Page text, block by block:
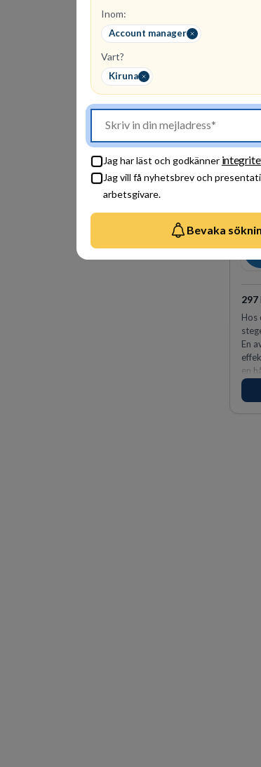
Inom:
Account manager
Vart?
Kiruna
Jag har läst och godkänner
Jag vill få nyhetsbrev och
arbetsgivare.
Bevaka
Att
en
297
Hos
En
en
fler